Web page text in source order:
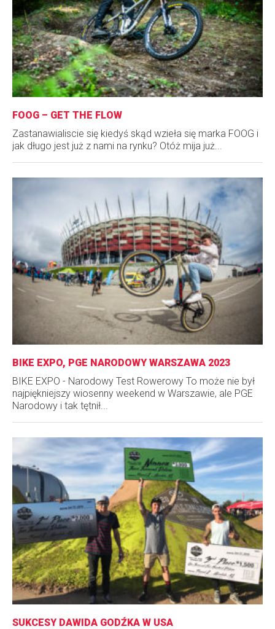
FOOG – GET THE FLOW
Zastanawialiscie się kiedyś skąd wzieła się marka FOOG i
jak długo jest już z nami na rynku? Otóż mija już...
BIKE EXPO, PGE NARODOWY WARSZAWA 2023
BIKE EXPO - Narodowy Test Rowerowy To może nie był
najpiękniejszy wiosenny weekend w Warszawie, ale PGE
Narodowy i tak tętnił...
SUKCESY DAWIDA GODŹKA W USA